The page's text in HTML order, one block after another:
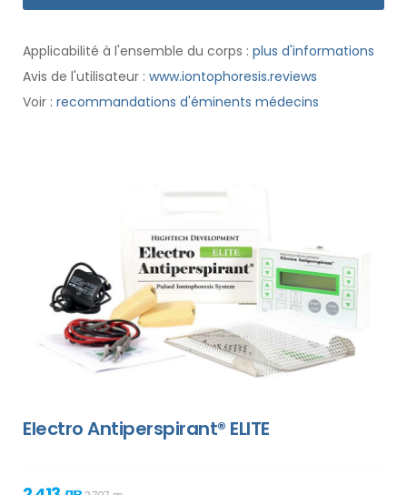
Applicabilité à l'ensemble du corps : plus d'informations
Avis de l'utilisateur : www.iontophoresis.reviews
Voir : recommandations d'éminents médecins
Electro Antiperspirant® ELITE